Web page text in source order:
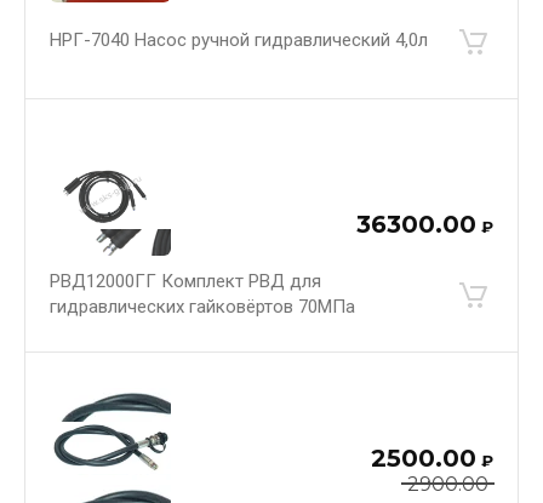
НРГ-7040 Насос ручной гидравлический 4,0л
36300.00 ₽
РВД12000ГГ Комплект РВД для
гидравлических гайковёртов 70МПа
2900.00
2500.00 ₽